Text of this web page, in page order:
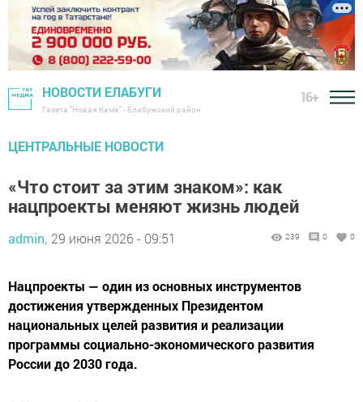
НОВОСТИ ЕЛАБУГИ
Газета "Новая Кама" - Елабужский район
16+
ЦЕНТРАЛЬНЫЕ НОВОСТИ
«Что стоит за этим знаком»: как
нацпроекты меняют жизнь людей
admin, 29 июня 2026 - 09:51 239 0 0
Нацпроекты — один из основных инструментов
достижения утвержденных Президентом
национальных целей развития и реализации
программы социально-экономического развития
России до 2030 года.